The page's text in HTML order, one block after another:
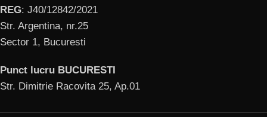
REG: J40/12842/2021
Str. Argentina, nr.25
Sector 1, Bucuresti
Punct lucru BUCURESTI
Str. Dimitrie Racovita 25, Ap.01